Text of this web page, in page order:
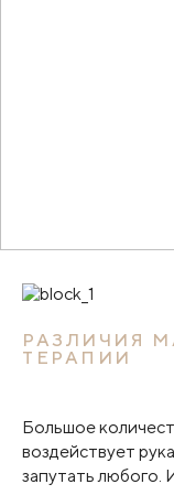
РАЗЛИЧИЯ
ТЕРАПИИ
Большое
воздействует
запутать любого.